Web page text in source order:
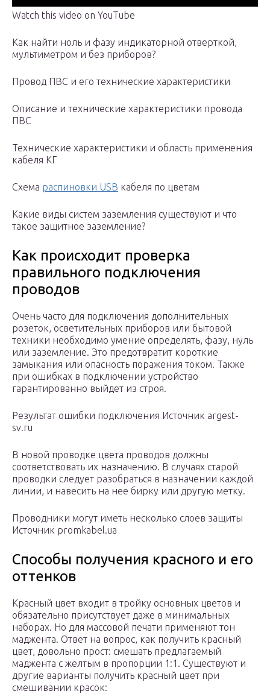
Watch this video on YouTube
Как найти ноль и фазу индикаторной отверткой,
мультиметром и без приборов?
Провод ПВС и его технические характеристики
Описание и технические характеристики провода
ПВС
Технические характеристики и область применения
кабеля КГ
Схема распиновки USB кабеля по цветам
Какие виды систем заземления существуют и что
такое защитное заземление?
Как происходит проверка
правильного подключения
проводов
Очень часто для подключения дополнительных
розеток, осветительных приборов или бытовой
техники необходимо умение определять, фазу, нуль
или заземление. Это предотвратит короткие
замыкания или опасность поражения током. Также
при ошибках в подключении устройство
гарантированно выйдет из строя.
Результат ошибки подключения Источник argest-
sv.ru
В новой проводке цвета проводов должны
соответствовать их назначению. В случаях старой
проводки следует разобраться в назначении каждой
линии, и навесить на нее бирку или другую метку.
Проводники могут иметь несколько слоев защиты
Источник promkabel.ua
Способы получения красного и его
оттенков
Красный цвет входит в тройку основных цветов и
обязательно присутствует даже в минимальных
наборах. Но для массовой печати применяют тон
маджента. Ответ на вопрос, как получить красный
цвет, довольно прост: смешать предлагаемый
маджента с желтым в пропорции 1:1. Существуют и
другие варианты получить красный цвет при
смешивании красок: